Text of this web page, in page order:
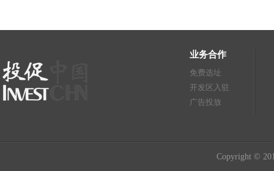
业务合作
免费选址
开发区入驻
广告投放
Copyright ©